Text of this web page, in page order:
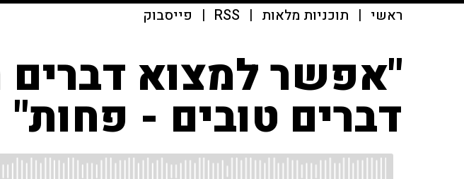
ראשי | תוכניות מלאות |
RSS
| פייסבוק
"אפשר למצוא
דברים טובים - פחות"